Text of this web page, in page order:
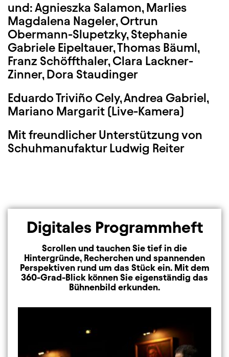
und: Agnieszka Salamon, Marlies
Magdalena Nageler, Ortrun
Obermann-Slupetzky, Stephanie
Gabriele Eipeltauer, Thomas Bäuml,
Franz Schöffthaler, Clara Lackner-
Zinner, Dora Staudinger
Eduardo Triviño Cely, Andrea Gabriel,
Mariano Margarit (Live-Kamera)
Mit freundlicher Unterstützung von
Schuhmanufaktur Ludwig Reiter
Digitales Programmheft
Scrollen und tauchen Sie tief in die
Hintergründe, Recherchen und spannenden
Perspektiven rund um das Stück ein. Mit dem
360-Grad-Blick können Sie eigenständig das
Bühnenbild erkunden.